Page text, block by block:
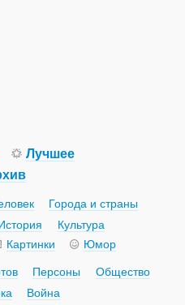
Лучшее
Города и страны
Культура
Картинки Юмор
Персоны
Общество
Война